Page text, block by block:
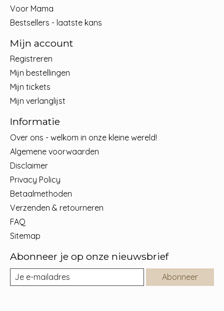
Voor Mama
Bestsellers - laatste kans
Mijn account
Registreren
Mijn bestellingen
Mijn tickets
Mijn verlanglijst
Informatie
Over ons - welkom in onze kleine wereld!
Algemene voorwaarden
Disclaimer
Privacy Policy
Betaalmethoden
Verzenden & retourneren
FAQ
Sitemap
Abonneer je op onze nieuwsbrief
Abonneer